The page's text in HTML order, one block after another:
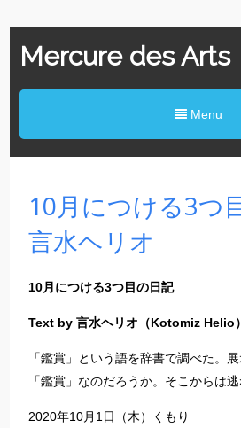
Mercure des Arts
Menu
10月につける3つ
言水ヘリオ
10月につける3つ目の日記
Text by 言水ヘリオ（Kotomiz Helio）
「鑑賞」という語を辞書で調べた。
「鑑賞」なのだろうか。そこからは
2020年10月1日（木）くもり